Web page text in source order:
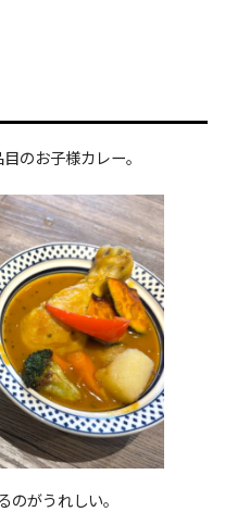
のお子様カレー。
がうれしい。